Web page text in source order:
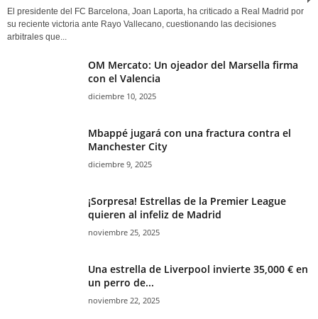
El presidente del FC Barcelona, Joan Laporta, ha criticado a Real Madrid por
su reciente victoria ante Rayo Vallecano, cuestionando las decisiones
arbitrales que...
OM Mercato: Un ojeador del Marsella firma
con el Valencia
diciembre 10, 2025
Mbappé jugará con una fractura contra el
Manchester City
diciembre 9, 2025
¡Sorpresa! Estrellas de la Premier League
quieren al infeliz de Madrid
noviembre 25, 2025
Una estrella de Liverpool invierte 35,000 € en
un perro de...
noviembre 22, 2025